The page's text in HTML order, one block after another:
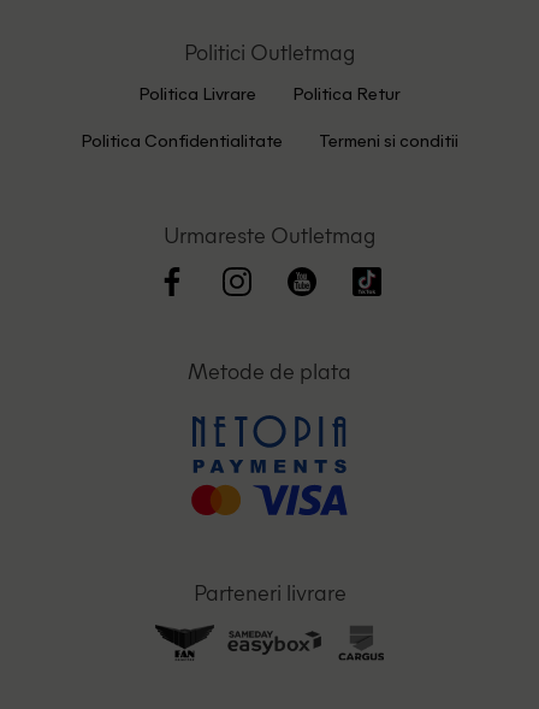
Politici Outletmag
Politica Livrare Politica Retur
Politica Confidentialitate Termeni si conditii
Urmareste Outletmag
Metode de plata
Parteneri livrare